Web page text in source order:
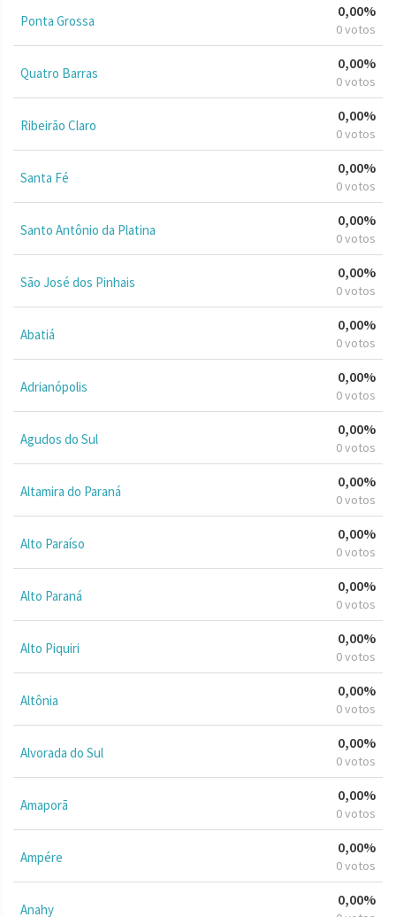
Ponta Grossa
0,00%
0 votos
Quatro Barras
0,00%
0 votos
Ribeirão Claro
0,00%
0 votos
Santa Fé
0,00%
0 votos
Santo Antônio da Platina
0,00%
0 votos
São José dos Pinhais
0,00%
0 votos
Abatiá
0,00%
0 votos
Adrianópolis
0,00%
0 votos
Agudos do Sul
0,00%
0 votos
Altamira do Paraná
0,00%
0 votos
Alto Paraíso
0,00%
0 votos
Alto Paraná
0,00%
0 votos
Alto Piquiri
0,00%
0 votos
Altônia
0,00%
0 votos
Alvorada do Sul
0,00%
0 votos
Amaporã
0,00%
0 votos
Ampére
0,00%
0 votos
Anahy
0,00%